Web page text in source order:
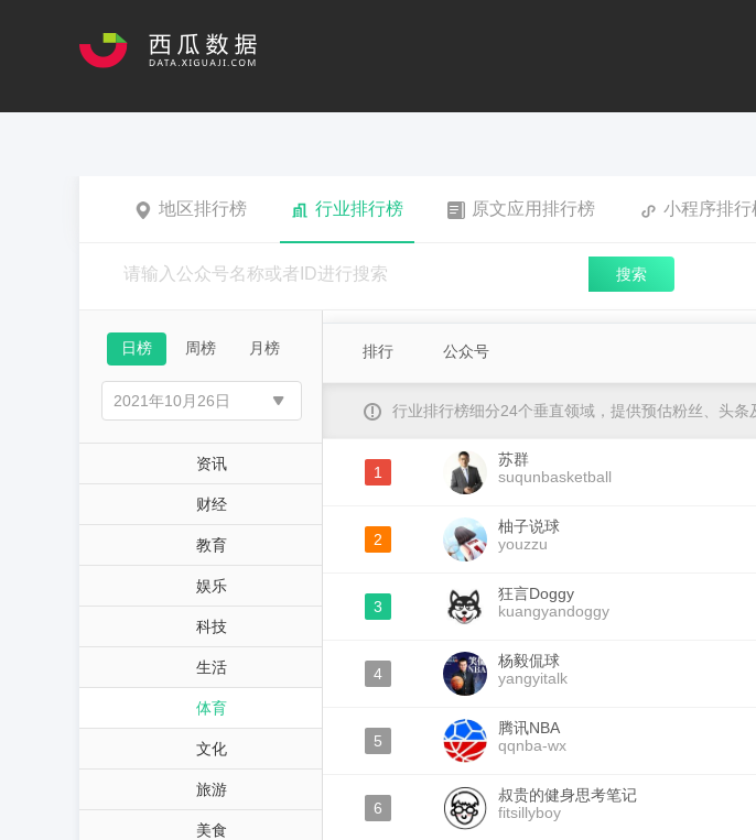
地区排行榜 行业排行榜 原文应用排行榜 小程序排行
搜索
日榜 周榜 月榜
资讯
财经
教育
娱乐
科技
生活
体育
文化
旅游
美食
排行 公众号
行业排行榜细分24个垂直领域，提供预估粉丝、头
1
苏群
suqunbasketball
2
柚子说球
youzzu
3
狂言Doggy
kuangyandoggy
4
杨毅侃球
yangyitalk
5
腾讯NBA
qqnba-wx
6
叔贵的健身思考笔记
fitsillyboy